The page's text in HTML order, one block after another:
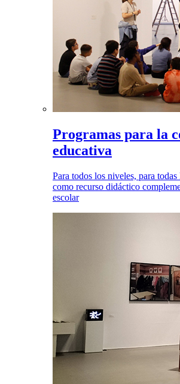
Programas para la
educativa
Para todos los niveles, para
como recurso didáctico
escolar